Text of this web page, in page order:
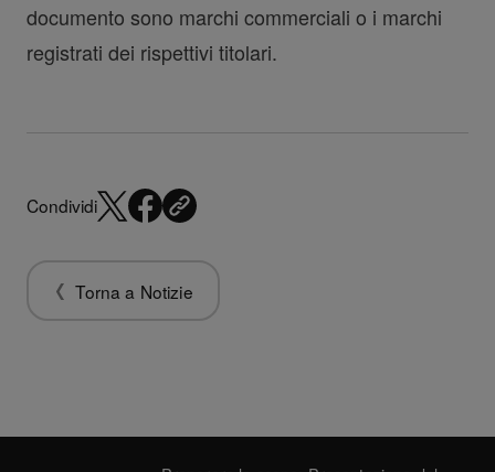
documento sono marchi commerciali o i marchi
registrati dei rispettivi titolari.
Condividi
Torna a Notizie